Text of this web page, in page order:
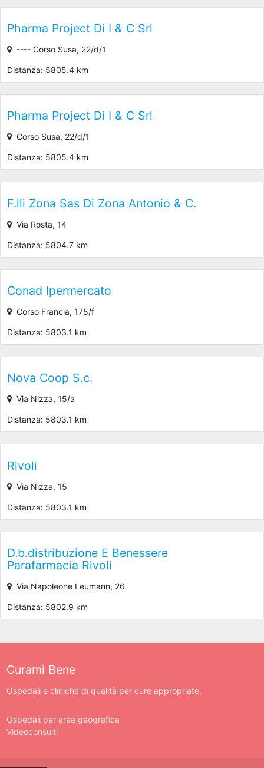
Pharma Project Di I & C Srl
---- Corso Susa, 22/d/1
Distanza: 5805.4 km
Pharma Project Di I & C Srl
Corso Susa, 22/d/1
Distanza: 5805.4 km
F.lli Zona Sas Di Zona Antonio & C.
Via Rosta, 14
Distanza: 5804.7 km
Conad Ipermercato
Corso Francia, 175/f
Distanza: 5803.1 km
Nova Coop S.c.
Via Nizza, 15/a
Distanza: 5803.1 km
Rivoli
Via Nizza, 15
Distanza: 5803.1 km
D.b.distribuzione E Benessere
Parafarmacia Rivoli
Via Napoleone Leumann, 26
Distanza: 5802.9 km
Curami Bene
Ospedali e cliniche di qualità per cure appropriate.
Ospedali per area geografica
Videoconsulti